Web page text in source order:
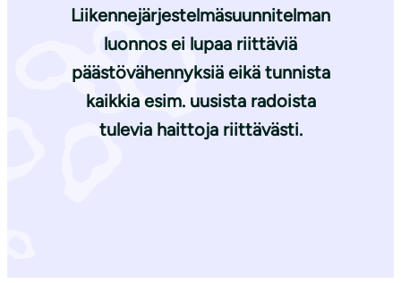
Liikennejärjestelmäsuunnitelman
luonnos ei lupaa riittäviä
päästövähennyksiä eikä tunnista
kaikkia esim. uusista radoista
tulevia haittoja riittävästi.